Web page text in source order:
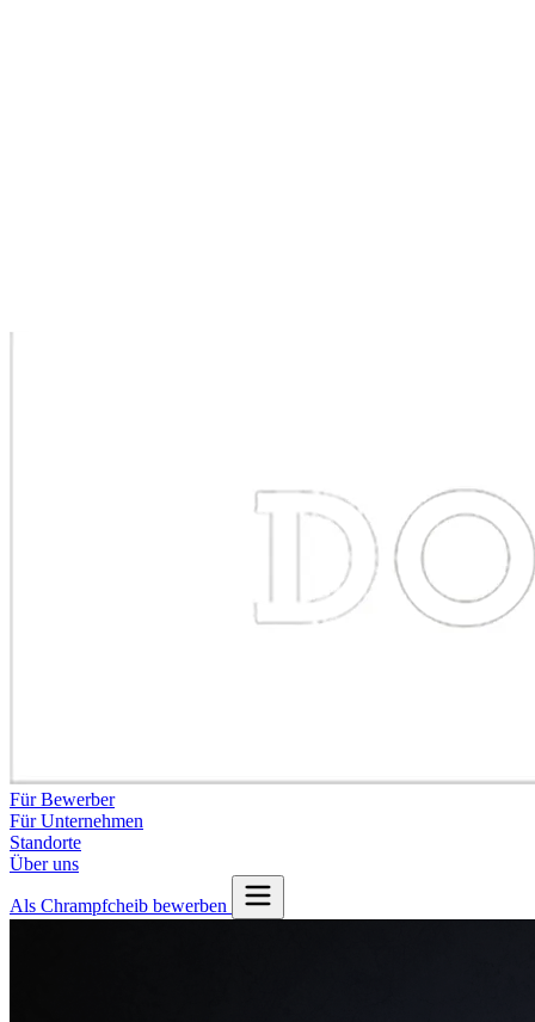
Für Bewerber
Für Unternehmen
Standorte
Über uns
Als Chrampfcheib bewerben